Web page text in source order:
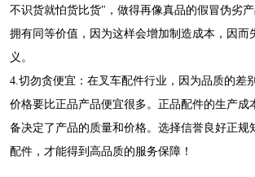
不识货就怕货比货"，做得再像真品的假冒伪劣
拥有同等价值，因为这样会增加制造成本，因而
义。
4.切勿贪便宜：在叉车配件行业，因为品质的差
价格要比正品产品便宜很多。正品配件的生产成
备决定了产品的质量和价格。选择信誉良好正规
配件，才能得到高品质的服务保障！